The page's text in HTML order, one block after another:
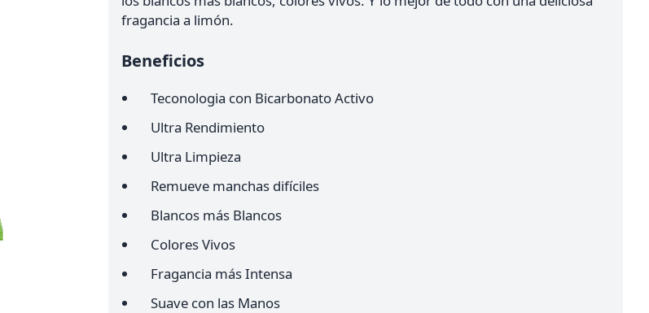
fragancia a limón.
Beneficios
Teconologia con Bicarbonato Activo
Ultra Rendimiento
Ultra Limpieza
Remueve manchas difíciles
Blancos más Blancos
Colores Vivos
Fragancia más Intensa
Suave con las Manos